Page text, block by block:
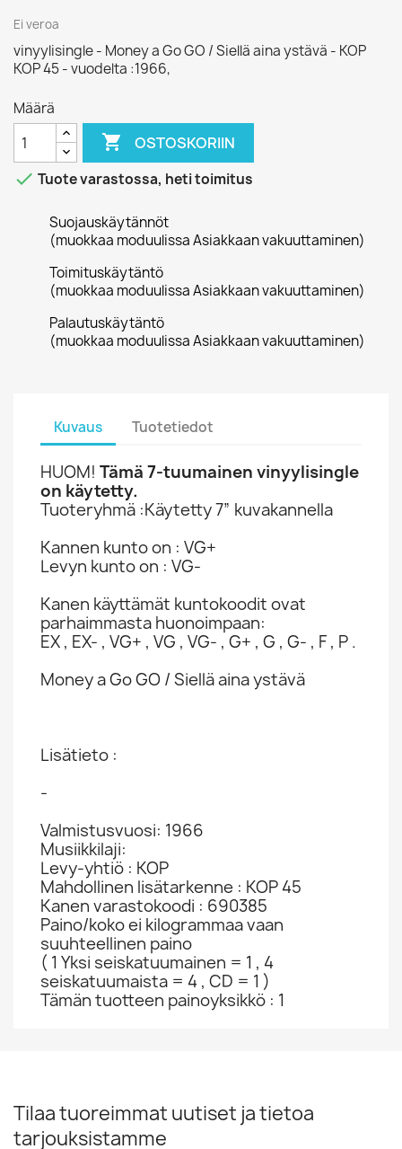
Ei veroa
vinyylisingle - Money a Go GO / Siellä aina ystävä - KOP
KOP 45 - vuodelta :1966,
Määrä
 OSTOSKORIIN
 Tuote varastossa, heti toimitus
Suojauskäytännöt
(muokkaa moduulissa Asiakkaan vakuuttaminen)
Toimituskäytäntö
(muokkaa moduulissa Asiakkaan vakuuttaminen)
Palautuskäytäntö
(muokkaa moduulissa Asiakkaan vakuuttaminen)
Kuvaus Tuotetiedot
HUOM! Tämä 7-tuumainen vinyylisingle
on käytetty.
Tuoteryhmä :Käytetty 7” kuvakannella
Kannen kunto on : VG+
Levyn kunto on : VG-
Kanen käyttämät kuntokoodit ovat
parhaimmasta huonoimpaan:
EX , EX- , VG+ , VG , VG- , G+ , G , G- , F , P .
Money a Go GO / Siellä aina ystävä
Lisätieto :
-
Valmistusvuosi: 1966
Musiikkilaji:
Levy-yhtiö : KOP
Mahdollinen lisätarkenne : KOP 45
Kanen varastokoodi : 690385
Paino/koko ei kilogrammaa vaan
suuhteellinen paino
( 1 Yksi seiskatuumainen = 1 , 4
seiskatuumaista = 4 , CD = 1 )
Tämän tuotteen painoyksikkö : 1
Tilaa tuoreimmat uutiset ja tietoa
tarjouksistamme